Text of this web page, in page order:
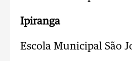
Ipiranga
Escola Municipal São